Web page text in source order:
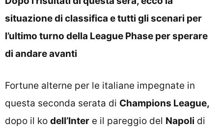
situazione di classifica e tutti gli scenari per
l’ultimo turno della League Phase per sperare
di andare avanti
Fortune alterne per le italiane impegnate in
questa seconda serata di Champions League,
dopo il ko dell’Inter e il pareggio del Napoli di